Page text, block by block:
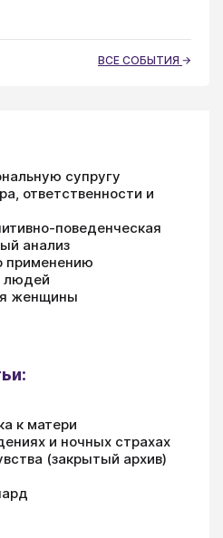
ВСЕ СОБЫТИЯ
супругу
ответственности и
поведенческая
анализ
применению
людей
женщины
к матери
и ночных страхах
(закрытый архив)